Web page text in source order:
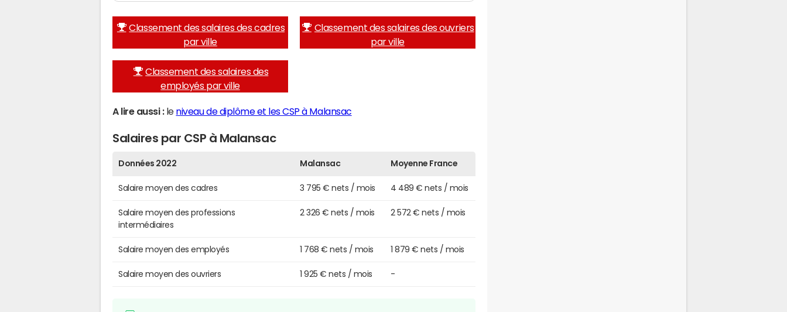
Classement des salaires des cadres
par ville
Classement des salaires des ouvriers
par ville
Classement des salaires des
employés par ville
A lire aussi :le niveau de diplôme et les CSP à Malansac
Salaires par CSP à Malansac
Données 2022 Malansac Moyenne France
Salaire moyen des cadres 3 795 € nets / mois 4 489 € nets / mois
Salaire moyen des professions
intermédiaires
2 326 € nets / mois 2 572 € nets / mois
Salaire moyen des employés 1 768 € nets / mois 1 879 € nets / mois
Salaire moyen des ouvriers 1 925 € nets / mois -